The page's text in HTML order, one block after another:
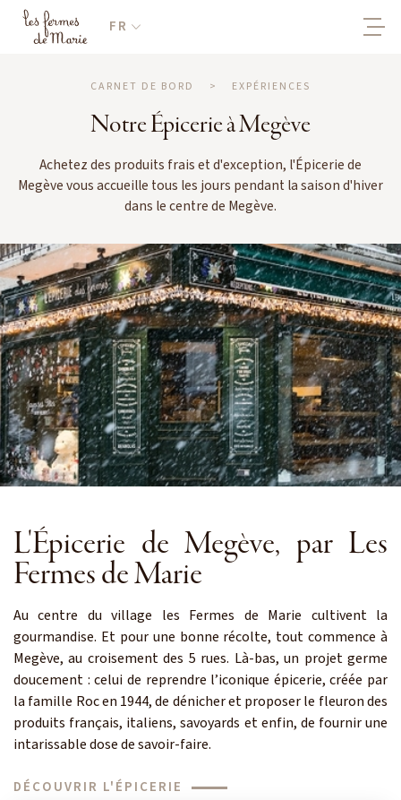
FR
CARNET DE BORD > EXPÉRIENCES
Notre Épicerie à Megève
Achetez des produits frais et d'exception, l'Épicerie de
Megève vous accueille tous les jours pendant la saison d'hiver
dans le centre de Megève.
L'Épicerie de Megève, par Les
Fermes de Marie
Au centre du village les Fermes de Marie cultivent la
gourmandise. Et pour une bonne récolte, tout commence à
Megève, au croisement des 5 rues. Là-bas, un projet germe
doucement : celui de reprendre l’iconique épicerie, créée par
la famille Roc en 1944, de dénicher et proposer le fleuron des
produits français, italiens, savoyards et enfin, de fournir une
intarissable dose de savoir-faire.
DÉCOUVRIR L'ÉPICERIE